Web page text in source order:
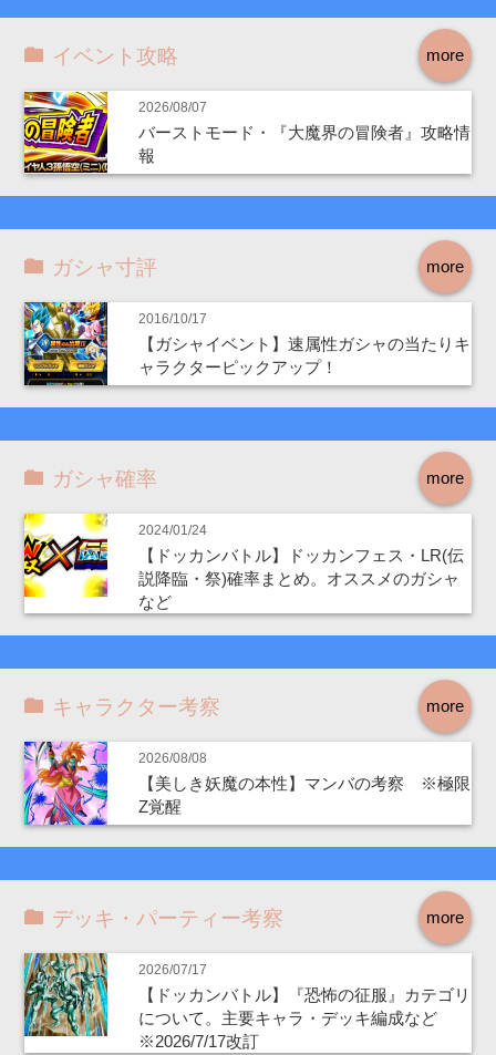
more
イベント攻略
2026/08/07
バーストモード・『大魔界の冒険者』攻略情
報
more
ガシャ寸評
2016/10/17
【ガシャイベント】速属性ガシャの当たりキ
ャラクターピックアップ！
more
ガシャ確率
2024/01/24
【ドッカンバトル】ドッカンフェス・LR(伝
説降臨・祭)確率まとめ。オススメのガシャ
など
more
キャラクター考察
2026/08/08
【美しき妖魔の本性】マンバの考察 ※極限
Z覚醒
more
デッキ・パーティー考察
2026/07/17
【ドッカンバトル】『恐怖の征服』カテゴリ
について。主要キャラ・デッキ編成など
※2026/7/17改訂